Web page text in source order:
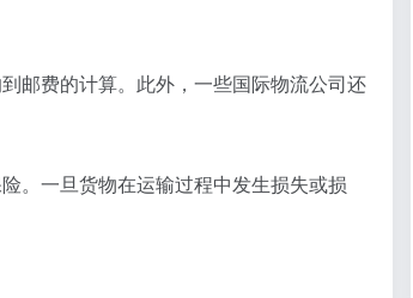
邮费的计算。此外，一些国际物流公司还
。一旦货物在运输过程中发生损失或损